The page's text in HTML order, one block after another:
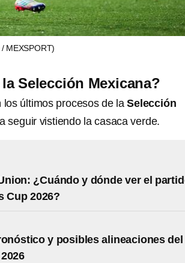
MEXSPORT)
Selección Mexicana?
los últimos procesos de laSelección
seguir vistiendo la casaca verde.
¿Cuándo y dónde ver el
Cup 2026?
y posibles alineaciones del